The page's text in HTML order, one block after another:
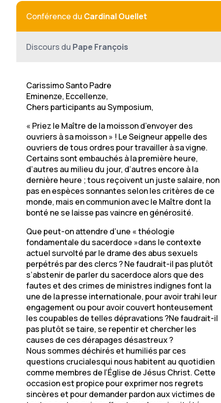
Conférence du Cardinal Ouellet
Discours du Pape François
Carissimo Santo Padre
Eminenze, Eccellenze,
Chers participants au Symposium,
« Priez le Maître de la moisson d’envoyer des
ouvriers à sa moisson » ! Le Seigneur appelle des
ouvriers de tous ordres pour travailler à sa vigne.
Certains sont embauchés à la première heure,
d’autres au milieu du jour, d’autres encore à la
dernière heure ; tous reçoivent un juste salaire, non
pas en espèces sonnantes selon les critères de ce
monde, mais en communion avec le Maître dont la
bonté ne se laisse pas vaincre en générosité.
Que peut-on attendre d’une « théologie
fondamentale du sacerdoce »dans le contexte
actuel survolté par le drame des abus sexuels
perpétrés par des clercs ? Ne faudrait-il pas plutôt
s’abstenir de parler du sacerdoce alors que des
fautes et des crimes de ministres indignes font la
une de la presse internationale, pour avoir trahi leur
engagement ou pour avoir couvert honteusement
les coupables de telles dépravations ?Ne faudrait-il
pas plutôt se taire, se repentir et chercher les
causes de ces dérapages désastreux ?
Nous sommes déchirés et humiliés par ces
questions crucialesqui nous habitent au quotidien
comme membres de l’Église de Jésus Christ. Cette
occasion est propice pour exprimer nos regrets
sincères et pour demander pardon aux victimes de